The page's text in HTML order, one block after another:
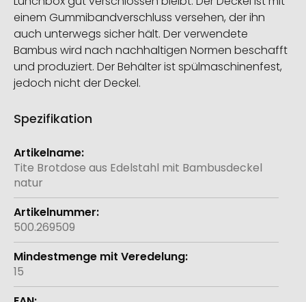
einem Gummibandverschluss versehen, der ihn
auch unterwegs sicher hält. Der verwendete
Bambus wird nach nachhaltigen Normen beschafft
und produziert. Der Behälter ist spülmaschinenfest,
jedoch nicht der Deckel.
Spezifikation
Weitere
Informationen
Tite Brotdose aus Edelstahl mit Bambusdeckel
natur
500.269509
15